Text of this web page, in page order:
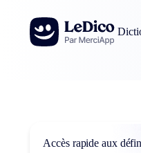
Aller au contenu
Accès rapide aux